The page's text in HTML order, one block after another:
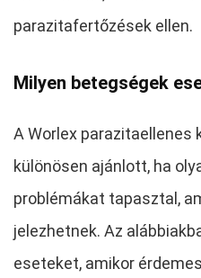
parazitafertőzések ellen.
Milyen betegségek
A Worlex parazitaellenes
különösen ajánlott, ha
problémákat tapasztal,
jelezhetnek. Az
eseteket, amikor